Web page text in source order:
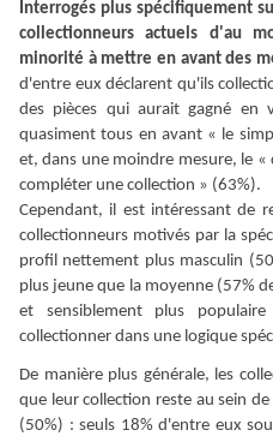
collectionneurs actuels d 'au
minorité à mettre en avant des
d 'entre eux déclarent qu'ils
des pièces qui aurait gagné en
quasiment tous en avant « le
et, dans une moindre mesure, le
compléter une collection » (63%).
Cependant, il est intéressant de
collectionneurs motivés par la
profil nettement plus masculin
plus jeune que la moyenne (57%
et sensiblement plus
collectionner dans une logique
De manière plus générale, les
que leur collection reste au sein
(50%) : seuls 18% d 'entre eux